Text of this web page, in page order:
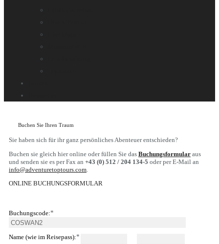
DE
Buchen Sie Ihren Traum
Sie haben sich für ihr ganz persönliches Abenteuer entschieden?
Buchen sie gleich hier online oder füllen Sie das Buchungsformular aus
und senden sie es per Fax an +43 (0) 512 / 204 134-5 oder per E-Mail an
info@adventuretoptours.com.
ONLINE BUCHUNGSFORMULAR
Buchungscode:*
Name (wie im Reisepass):*